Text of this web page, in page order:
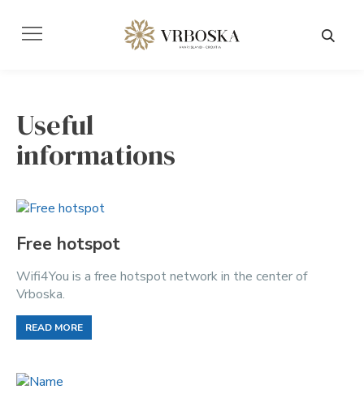
Useful
informations
Free hotspot
Wifi4You is a free hotspot network in the center of
Vrboska.
READ MORE